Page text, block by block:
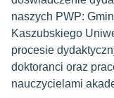
naszych PWP:
Kaszubskiego
procesie
doktoranci oraz
nauczycielami